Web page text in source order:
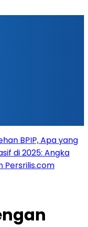
BPIP, Apa yang
di 2025: Angka
Persrilis.com